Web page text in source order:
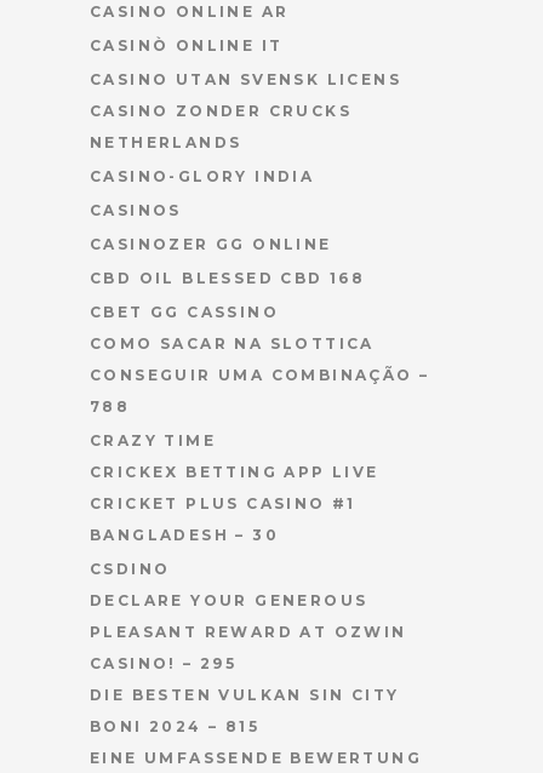
CASINO ONLINE AR
CASINÒ ONLINE IT
CASINO UTAN SVENSK LICENS
CASINO ZONDER CRUCKS
NETHERLANDS
CASINO-GLORY INDIA
CASINOS
CASINOZER GG ONLINE
CBD OIL BLESSED CBD 168
CBET GG CASSINO
COMO SACAR NA SLOTTICA
CONSEGUIR UMA COMBINAÇÃO –
788
CRAZY TIME
CRICKEX BETTING APP LIVE
CRICKET PLUS CASINO #1
BANGLADESH – 30
CSDINO
DECLARE YOUR GENEROUS
PLEASANT REWARD AT OZWIN
CASINO! – 295
DIE BESTEN VULKAN SIN CITY
BONI 2024 – 815
EINE UMFASSENDE BEWERTUNG